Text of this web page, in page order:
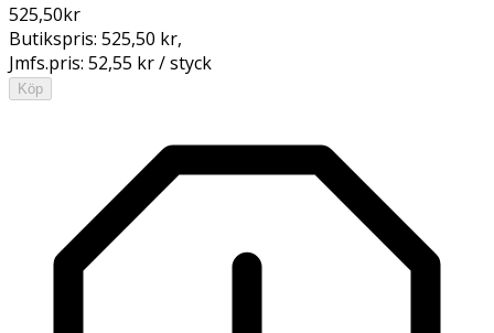
525,50kr
Butikspris: 525,50 kr,
Jmfs.pris: 52,55 kr / styck
Köp